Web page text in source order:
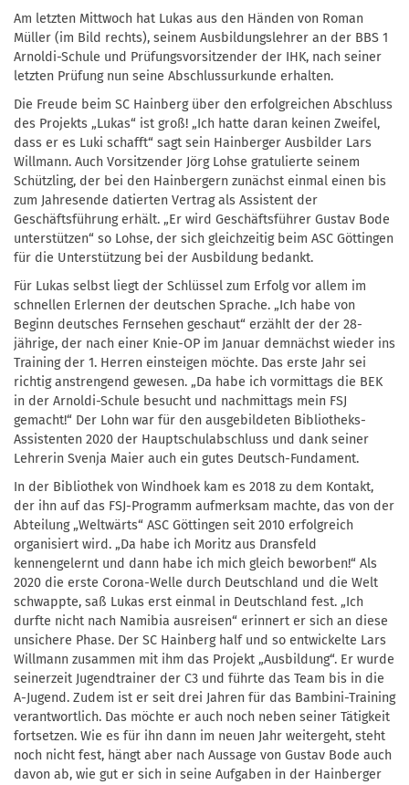
Am letzten Mittwoch hat Lukas aus den Händen von Roman
Müller (im Bild rechts), seinem Ausbildungslehrer an der BBS 1
Arnoldi-Schule und Prüfungsvorsitzender der IHK, nach seiner
letzten Prüfung nun seine Abschlussurkunde erhalten.
Die Freude beim SC Hainberg über den erfolgreichen Abschluss
des Projekts „Lukas“ ist groß! „Ich hatte daran keinen Zweifel,
dass er es Luki schafft“ sagt sein Hainberger Ausbilder Lars
Willmann. Auch Vorsitzender Jörg Lohse gratulierte seinem
Schützling, der bei den Hainbergern zunächst einmal einen bis
zum Jahresende datierten Vertrag als Assistent der
Geschäftsführung erhält. „Er wird Geschäftsführer Gustav Bode
unterstützen“ so Lohse, der sich gleichzeitig beim ASC Göttingen
für die Unterstützung bei der Ausbildung bedankt.
Für Lukas selbst liegt der Schlüssel zum Erfolg vor allem im
schnellen Erlernen der deutschen Sprache. „Ich habe von
Beginn deutsches Fernsehen geschaut“ erzählt der der 28-
jährige, der nach einer Knie-OP im Januar demnächst wieder ins
Training der 1. Herren einsteigen möchte. Das erste Jahr sei
richtig anstrengend gewesen. „Da habe ich vormittags die BEK
in der Arnoldi-Schule besucht und nachmittags mein FSJ
gemacht!“ Der Lohn war für den ausgebildeten Bibliotheks-
Assistenten 2020 der Hauptschulabschluss und dank seiner
Lehrerin Svenja Maier auch ein gutes Deutsch-Fundament.
In der Bibliothek von Windhoek kam es 2018 zu dem Kontakt,
der ihn auf das FSJ-Programm aufmerksam machte, das von der
Abteilung „Weltwärts“ ASC Göttingen seit 2010 erfolgreich
organisiert wird. „Da habe ich Moritz aus Dransfeld
kennengelernt und dann habe ich mich gleich beworben!“ Als
2020 die erste Corona-Welle durch Deutschland und die Welt
schwappte, saß Lukas erst einmal in Deutschland fest. „Ich
durfte nicht nach Namibia ausreisen“ erinnert er sich an diese
unsichere Phase. Der SC Hainberg half und so entwickelte Lars
Willmann zusammen mit ihm das Projekt „Ausbildung“. Er wurde
seinerzeit Jugendtrainer der C3 und führte das Team bis in die
A-Jugend. Zudem ist er seit drei Jahren für das Bambini-Training
verantwortlich. Das möchte er auch noch neben seiner Tätigkeit
fortsetzen. Wie es für ihn dann im neuen Jahr weitergeht, steht
noch nicht fest, hängt aber nach Aussage von Gustav Bode auch
davon ab, wie gut er sich in seine Aufgaben in der Hainberger